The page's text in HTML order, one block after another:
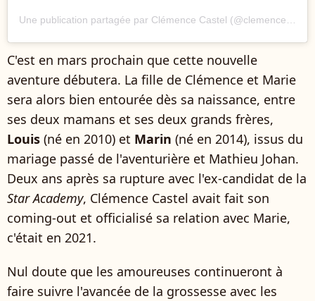
C'est en mars prochain que cette nouvelle
aventure débutera. La fille de Clémence et Marie
sera alors bien entourée dès sa naissance, entre
ses deux mamans et ses deux grands frères,
Louis (né en 2010) et Marin (né en 2014), issus du
mariage passé de l'aventurière et Mathieu Johan.
Deux ans après sa rupture avec l'ex-candidat de la
Star Academy, Clémence Castel avait fait son
coming-out et officialisé sa relation avec Marie,
c'était en 2021.
Nul doute que les amoureuses continueront à
faire suivre l'avancée de la grossesse avec les